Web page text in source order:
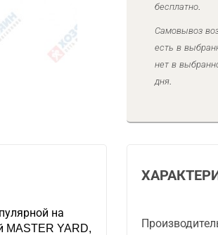
бесплатно.
Самовывоз
есть в
нет в
дня.
на
MASTER YARD,